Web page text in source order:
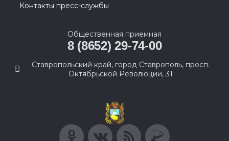
Контакты пресс-службы
Общественная приемная
8 (8652) 29-74-00
Ставропольский край, город Ставрополь, просп.
Октябрьской Революции, 31